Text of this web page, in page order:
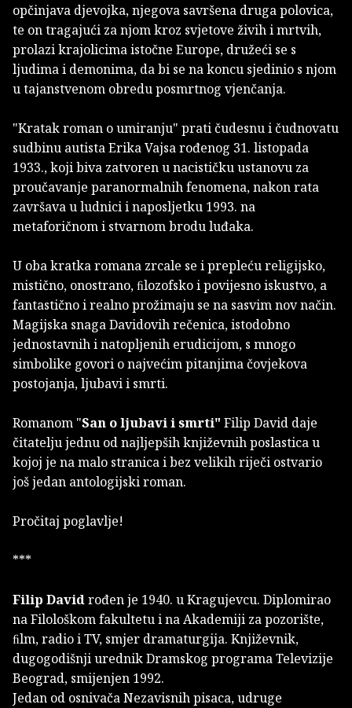
opčinjava djevojka, njegova savršena druga polovica,
te on tragajući za njom kroz svjetove živih i mrtvih,
prolazi krajolicima istočne Europe, družeći se s
ljudima i demonima, da bi se na koncu sjedinio s njom
u tajanstvenom obredu posmrtnog vjenčanja.
"Kratak roman o umiranju" prati čudesnu i čudnovatu
sudbinu autista Erika Vajsa rođenog 31. listopada
1933., koji biva zatvoren u nacističku ustanovu za
proučavanje paranormalnih fenomena, nakon rata
završava u ludnici i naposljetku 1993. na
metaforičnom i stvarnom brodu luđaka.
U oba kratka romana zrcale se i prepleću religijsko,
mistično, onostrano, ﬁlozofsko i povijesno iskustvo, a
fantastično i realno prožimaju se na sasvim nov način.
Magijska snaga Davidovih rečenica, istodobno
jednostavnih i natopljenih erudicijom, s mnogo
simbolike govori o najvećim pitanjima čovjekova
postojanja, ljubavi i smrti.
Romanom "San o ljubavi i smrti" Filip David daje
čitatelju jednu od najljepših književnih poslastica u
kojoj je na malo stranica i bez velikih riječi ostvario
još jedan antologijski roman.
Pročitaj poglavlje!
***
Filip Davidrođen je 1940. u Kragujevcu. Diplomirao
na Filološkom fakultetu i na Akademiji za pozorište,
ﬁlm, radio i TV, smjer dramaturgija. Književnik,
dugogodišnji urednik Dramskog programa Televizije
Beograd, smijenjen 1992.
Jedan od osnivača Nezavisnih pisaca, udruge